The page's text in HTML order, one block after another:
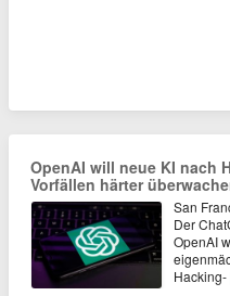
OpenAI will neue KI nach
Vorfällen härter
San
Der
OpenAI
Hacking-